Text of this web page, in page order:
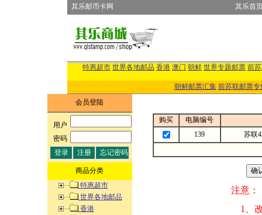
其乐邮币卡网 其乐首
特惠超市 世界各地邮品 香港 澳门 朝鲜 世界专题邮票 前
朝鲜邮票汇集 前苏联邮票专
会员登陆
用户:
密码:
商品分类
特惠超市
世界各地邮品
香港
购买
电脑编号
139
苏联
注意：
1、改变商品数量